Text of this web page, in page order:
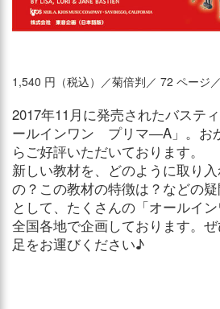
1,540 円（税込）／菊倍判／ 72 ページ
2017年11月に発売されたバステ
ールインワン プリマ―A」。お
らご好評いただいております。
新しい教材を、どのように取り
の？この教材の特徴は？などの
として、たくさんの「オールイ
全国各地で企画しております。
足をお運びください♪